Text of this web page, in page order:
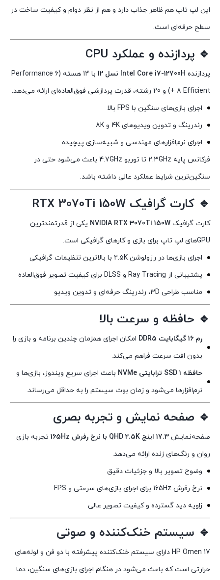
این لپ تاپ هم ظاهر جذاب دارد و هم از نظر دوام و کیفیت ساخت در
سطح حرفه‌ای است.
🔹 پردازنده و عملکرد CPU
پردازنده Intel Core i7-12700H نسل 12
با 14 هسته (6 Performance
+ 8 Efficient) و 20 رشته، قدرت پردازشی فوق‌العاده‌ای ارائه می‌دهد.
اجرای بازی‌های سنگین با FPS بالا
رندرینگ و تدوین ویدیوهای 4K و 8K
اجرای نرم‌افزارهای مهندسی و شبیه‌سازی پیچیده
فرکانس پایه 2.3GHz تا توربو 4.7GHz باعث می‌شود حتی در
سنگین‌ترین شرایط عملکرد عالی داشته باشد.
🔹 کارت گرافیک RTX 3070Ti 150W
کارت گرافیک NVIDIA RTX 3070Ti 150W یکی از قدرتمندترین
GPUهای لپ تاپ برای بازی و کارهای گرافیکی است.
اجرای بازی‌ها در رزولوشن 2.5K با بالاترین تنظیمات گرافیکی
پشتیبانی از Ray Tracing و DLSS برای کیفیت تصویر فوق‌العاده
مناسب طراحی 3D، رندرینگ حرفه‌ای و تدوین ویدیو
🔹 حافظه و سرعت بالا
رم 16 گیگابایت DDR5
امکان اجرای همزمان چندین برنامه و بازی را
بدون افت سرعت فراهم می‌کند.
حافظه SSD 1 ترابایتی NVMe
باعث اجرای سریع ویندوز، بازی‌ها و
نرم‌افزارها می‌شود و زمان بوت سیستم را به حداقل می‌رساند.
🔹 صفحه نمایش و تجربه بصری
صفحه‌نمایش 17.3 اینچ QHD 2.5K با نرخ رفرش 165Hz
تجربه بازی
روان و رنگ‌های زنده ارائه می‌دهد.
وضوح تصویر بالا و جزئیات دقیق
نرخ رفرش 165Hz برای اجرای بازی‌های سرعتی و FPS
زاویه دید گسترده و کیفیت تصویر عالی
🔹 سیستم خنک‌کننده و صوتی
HP Omen 17 دارای سیستم خنک‌کننده پیشرفته با دو فن و لوله‌های
حرارتی است که باعث می‌شود در هنگام اجرای بازی‌های سنگین، دما